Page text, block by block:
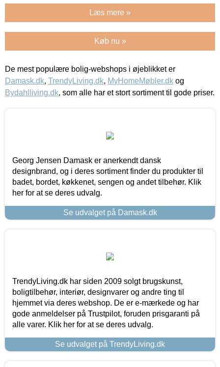
Læs mere »
Køb nu »
De mest populære bolig-webshops i øjeblikket er
Damask.dk, TrendyLiving.dk, MyHomeMøbler.dk og
Bydahlliving.dk, som alle har et stort sortiment til gode priser.
Georg Jensen Damask er anerkendt dansk
designbrand, og i deres sortiment finder du produkter til
badet, bordet, køkkenet, sengen og andet tilbehør. Klik
her for at se deres udvalg.
Se udvalget på Damask.dk
TrendyLiving.dk har siden 2009 solgt brugskunst,
boligtilbehør, interiør, designvarer og andre ting til
hjemmet via deres webshop. De er e-mærkede og har
gode anmeldelser på Trustpilot, foruden prisgaranti på
alle varer. Klik her for at se deres udvalg.
Se udvalget på TrendyLiving.dk